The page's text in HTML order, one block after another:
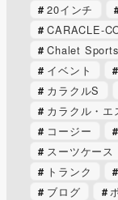
20インチ
CARACLE-
Chalet Sports
イベント
カラクルS
カラクル・エ
コージー
スーツケース
トランク
ブログ